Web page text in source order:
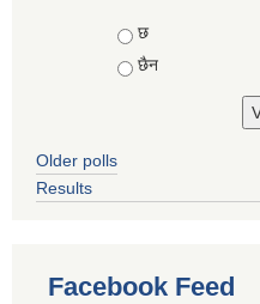
Choices
छ
छैन
Older polls
Results
Facebook Feed